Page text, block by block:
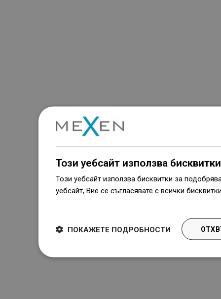
Този уебсайт използва бисквитки
Този уебсайт използва бисквитки за
уебсайт, Вие се съгласявате с всички
ПОКАЖЕТЕ ПОДРОБНОСТИ